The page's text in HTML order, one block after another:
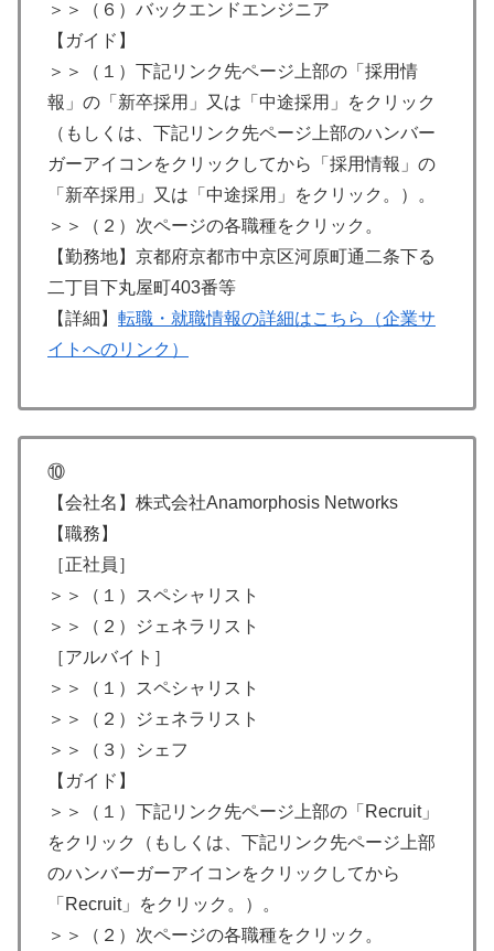
＞＞（６）バックエンドエンジニア
【ガイド】
＞＞（１）下記リンク先ページ上部の「採用情
報」の「新卒採用」又は「中途採用」をクリック
（もしくは、下記リンク先ページ上部のハンバー
ガーアイコンをクリックしてから「採用情報」の
「新卒採用」又は「中途採用」をクリック。）。
＞＞（２）次ページの各職種をクリック。
【勤務地】京都府京都市中京区河原町通二条下る
二丁目下丸屋町403番等
【詳細】 転職・就職情報の詳細はこちら（企業サ
イトへのリンク）
⑩
【会社名】株式会社Anamorphosis Networks
【職務】
［正社員］
＞＞（１）スペシャリスト
＞＞（２）ジェネラリスト
［アルバイト］
＞＞（１）スペシャリスト
＞＞（２）ジェネラリスト
＞＞（３）シェフ
【ガイド】
＞＞（１）下記リンク先ページ上部の「Recruit」
をクリック（もしくは、下記リンク先ページ上部
のハンバーガーアイコンをクリックしてから
「Recruit」をクリック。）。
＞＞（２）次ページの各職種をクリック。